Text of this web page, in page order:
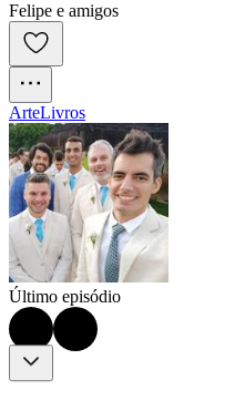
Felipe e amigos
ArteLivros
Último episódio